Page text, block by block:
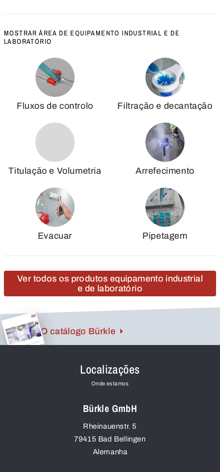
MOSTRAR ÁREA DE EQUIPAMENTO INDUSTRIAL E DE
LABORATÓRIO
Fluxos de controlo Filtração e decantação
Titulação e Volumetria Arrefecimento
Evacuar Pipetagem
Ver todos os produtos equipamento industrial
e de laboratório
O catálogo Bürkle
Localizações
Onde estamos
Bürkle GmbH
Rheinauenstr. 5
79415 Bad Bellingen
Alemanha